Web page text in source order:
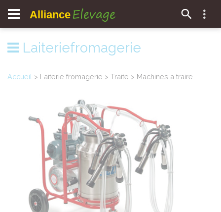
Alliance Elevage
Laiteriefromagerie
Accueil > Laiterie fromagerie > Traite > Machines a traire